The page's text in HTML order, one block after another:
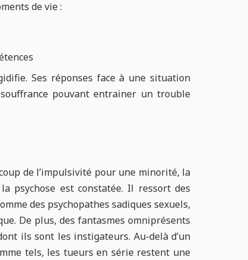
de vie :
Ses réponses face à une situation
pouvant entrainer un trouble
de l’impulsivité pour une minorité, la
psychose est constatée. Il ressort des
des psychopathes sadiques sexuels,
De plus, des fantasmes omniprésents
ils sont les instigateurs. Au-delà d’un
tels, les tueurs en série restent une